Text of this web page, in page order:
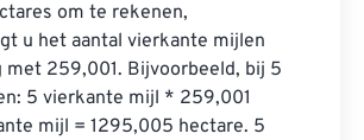
om te rekenen,
u het aantal vierkante mijlen
met 259,001. Bijvoorbeeld, bij 5
5 vierkante mijl * 259,001
mijl = 1295,005 hectare. 5